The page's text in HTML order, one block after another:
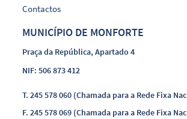
Contactos
MUNICÍPIO DE MONFORTE
Praça da República, Apartado 4
NIF: 506 873 412
T.245 578 060 (Chamada para a Rede Fixa
F.245 578 069 (Chamada para a Rede Fixa